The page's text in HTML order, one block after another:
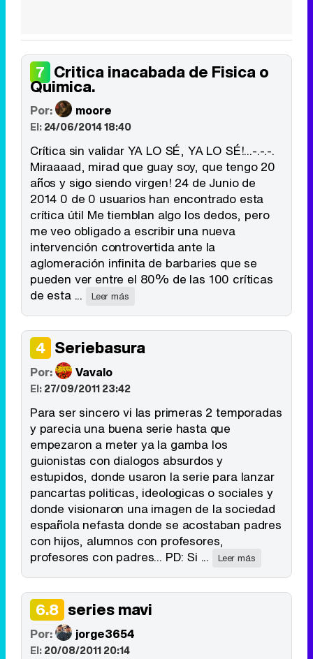
7 Critica inacabada de Fisica o
Quimica.
Por: moore
El:24/06/2014 18:40
Crítica sin validar YA LO SÉ, YA LO SÉ!...-.-.-.
Miraaaad, mirad que guay soy, que tengo 20
años y sigo siendo virgen! 24 de Junio de
2014 0 de 0 usuarios han encontrado esta
crítica útil Me tiemblan algo los dedos, pero
me veo obligado a escribir una nueva
intervención controvertida ante la
aglomeración infinita de barbaries que se
pueden ver entre el 80% de las 100 críticas
de esta ...
Leer más
4 Seriebasura
Por: Vavalo
El:27/09/2011 23:42
Para ser sincero vi las primeras 2 temporadas
y parecia una buena serie hasta que
empezaron a meter ya la gamba los
guionistas con dialogos absurdos y
estupidos, donde usaron la serie para lanzar
pancartas politicas, ideologicas o sociales y
donde visionaron una imagen de la sociedad
española nefasta donde se acostaban padres
con hijos, alumnos con profesores,
profesores con padres... PD: Si ...
Leer más
6.8 series mavi
Por: jorge3654
El:20/08/2011 20:14